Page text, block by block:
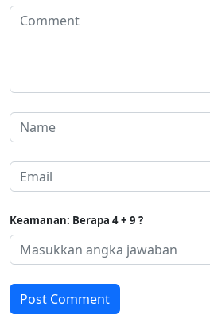
Keamanan: Berapa 4 + 9 ?
Post Comment